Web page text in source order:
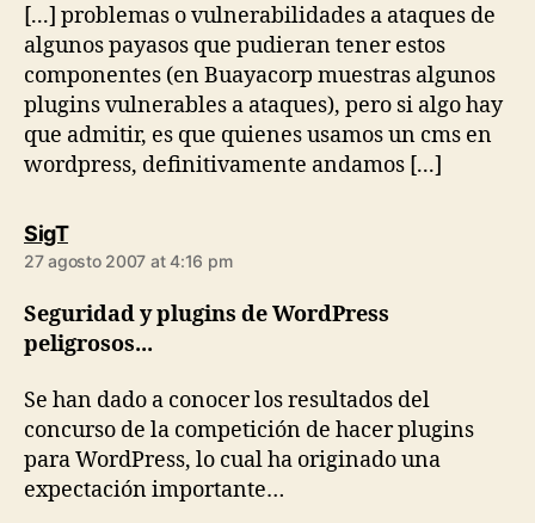
[...] problemas o vulnerabilidades a ataques de
algunos payasos que pudieran tener estos
componentes (en Buayacorp muestras algunos
plugins vulnerables a ataques), pero si algo hay
que admitir, es que quienes usamos un cms en
wordpress, definitivamente andamos [...]
SigTsays:
27 agosto 2007 at 4:16 pm
Seguridad y plugins de WordPress
peligrosos...
Se han dado a conocer los resultados del
concurso de la competición de hacer plugins
para WordPress, lo cual ha originado una
expectación importante…